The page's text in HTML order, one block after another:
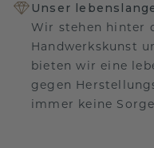
Unser
Wir stehen hinter
Handwerkskunst
bieten wir eine
gegen
immer keine